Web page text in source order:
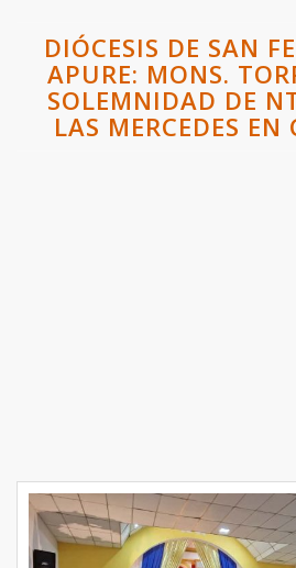
DIÓCESIS DE SAN
APURE: MONS.
SOLEMNIDAD DE
LAS MERCEDES